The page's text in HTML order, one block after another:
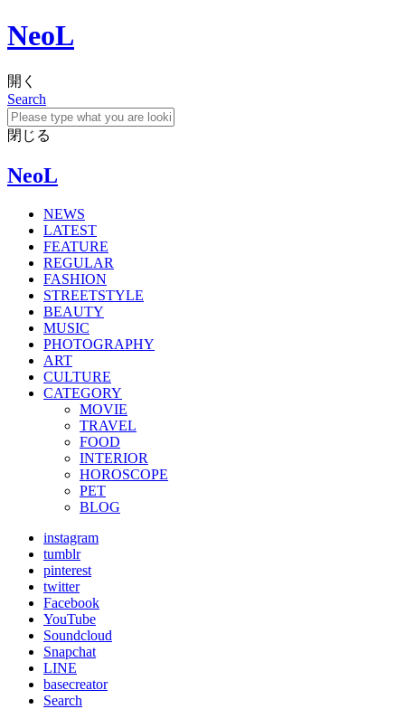
NeoL
開く
Search
閉じる
NeoL
NEWS
LATEST
FEATURE
REGULAR
FASHION
STREETSTYLE
BEAUTY
MUSIC
PHOTOGRAPHY
ART
CULTURE
CATEGORY
MOVIE
TRAVEL
FOOD
INTERIOR
HOROSCOPE
PET
BLOG
instagram
tumblr
pinterest
twitter
Facebook
YouTube
Soundcloud
Snapchat
LINE
basecreator
Search